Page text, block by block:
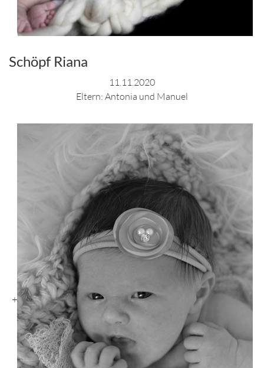
Schöpf Riana
11.11.2020
Eltern: Antonia und Manuel
+